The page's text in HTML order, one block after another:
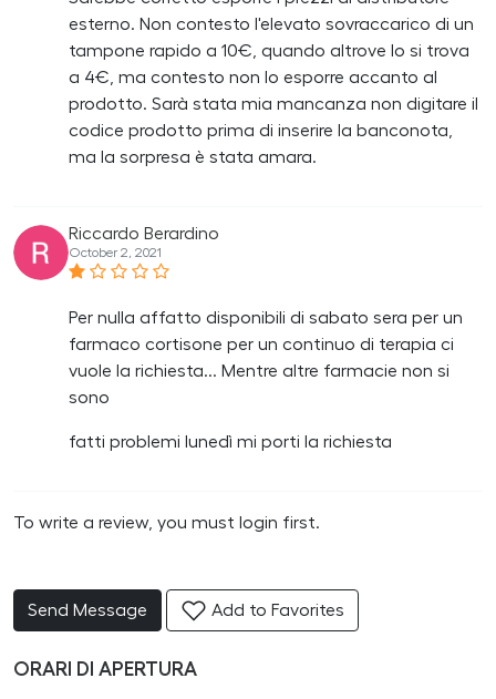
esterno. Non contesto l'elevato sovraccarico di un
tampone rapido a 10€, quando altrove lo si trova
a 4€, ma contesto non lo esporre accanto al
prodotto. Sarà stata mia mancanza non digitare il
codice prodotto prima di inserire la banconota,
ma la sorpresa è stata amara.
Riccardo Berardino
October 2, 2021
Per nulla affatto disponibili di sabato sera per un
farmaco cortisone per un continuo di terapia ci
vuole la richiesta... Mentre altre farmacie non si
sono
fatti problemi lunedì mi porti la richiesta
To write a review, you must login first.
Send Message Add to Favorites
ORARI DI APERTURA